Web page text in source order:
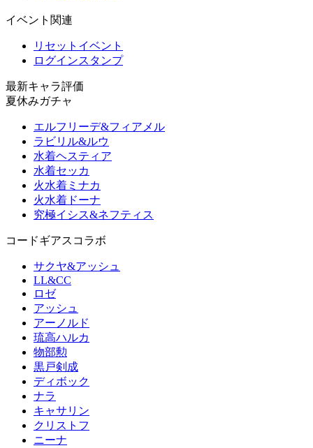
イベント関連
リセットイベント
ログインスタンプ
最新キャラ評価
夏休みガチャ
エルフリーデ&フィアメル
ラビリル&ルウ
水着ヘスティア
水着セッカ
火水着ミナカ
火水着ドーナ
究極イシス&ネフティス
コードギアスコラボ
サクヤ&アッシュ
LL&CC
ロゼ
アッシュ
アーノルド
琉高ハルカ
物部勲
黒戸剣成
ディボック
ナラ
キャサリン
クリストフ
ニーナ